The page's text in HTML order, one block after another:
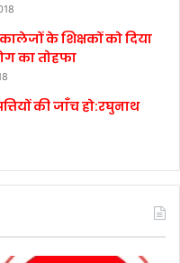
के शिक्षकों को दिया
का तोहफा
की जाँच हो:रघुनाथ